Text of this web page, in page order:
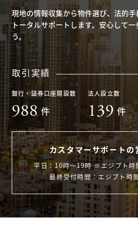
現地の情報収集から物件選び、法的手
トータルサポートします。安心して
う。
取引実績
銀行・証券口座開設数
988 件
法人設立数
139 件
カスタマーサポートの
平日：10時〜19時 ※エジプト時
最終受付時間：エジプト時